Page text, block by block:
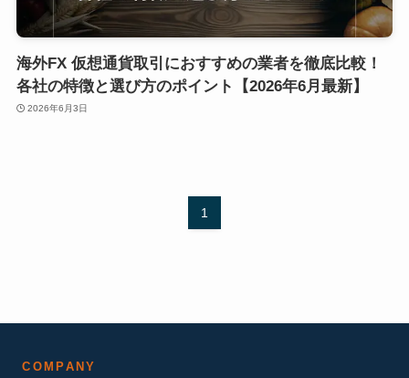
海外FX 仮想通貨取引におすすめの業者を徹底比較！
各社の特徴と選び方のポイント【2026年6月最新】
2026年6月3日
1
COMPANY